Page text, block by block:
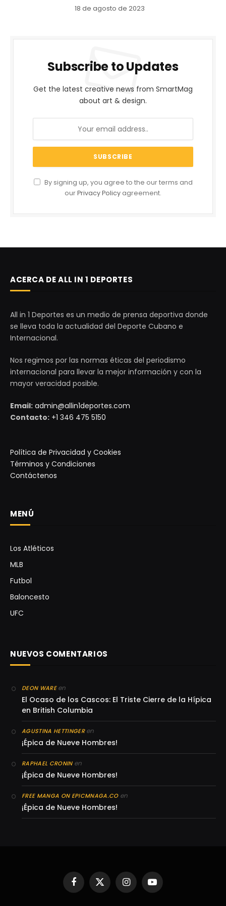
18 de agosto de 2023
Subscribe to Updates
Get the latest creative news from SmartMag
about art & design.
By signing up, you agree to the our terms and
ourPrivacy Policy agreement.
ACERCA DE ALL IN 1 DEPORTES
All in 1 Deportes es un medio de prensa deportiva donde
se lleva toda la actualidad del Deporte Cubano e
Internacional.
Nos regimos por las normas éticas del periodismo
internacional para llevar la mejor información y con la
mayor veracidad posible.
Email: admin@allin1deportes.com
Contacto: +1 346 475 5150
Política de Privacidad y Cookies
Términos y Condiciones
Contáctenos
MENÚ
Los Atléticos
MLB
Futbol
Baloncesto
UFC
NUEVOS COMENTARIOS
DEON WAREen
El Ocaso de los Cascos: El Triste Cierre de la Hípica
en British Columbia
AGUSTINA HETTINGERen
¡Épica de Nueve Hombres!
RAPHAEL CRONINen
¡Épica de Nueve Hombres!
FREE MANGA ON EPICMNAGA.COen
¡Épica de Nueve Hombres!
Facebook
X
(Twitter)
InstagramYouTube